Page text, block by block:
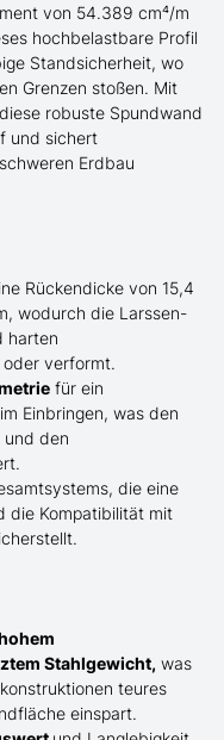
von 54.389 cm⁴/m
hochbelastbare Profil
Standsicherheit, wo
Grenzen stoßen. Mit
robuste Spundwand
und sichert
Erdbau
Rückendicke von 15,4
wodurch die Larssen-
harten
verformt.
für ein
Einbringen, was den
den
die eine
die Kompatibilität mit
Stahlgewicht, was
teures
einspart.